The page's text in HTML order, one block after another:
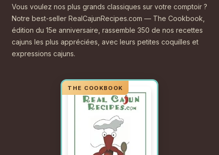
Vous voulez nos plus grands classiques sur votre comptoir ?
Notre best-seller RealCajunRecipes.com — The Cookbook,
édition du 15e anniversaire, rassemble 350 de nos recettes
cajuns les plus appréciées, avec leurs petites coquilles et
expressions cajuns.